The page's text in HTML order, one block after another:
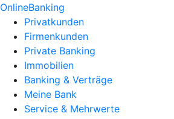
OnlineBanking
Privatkunden
Firmenkunden
Private Banking
Immobilien
Banking & Verträge
Meine Bank
Service & Mehrwerte